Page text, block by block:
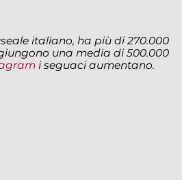
italiano, ha più di 270.000
una media di 500.000
i seguaci aumentano.